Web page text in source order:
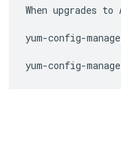
When upgrades
yum-config-
yum-config-